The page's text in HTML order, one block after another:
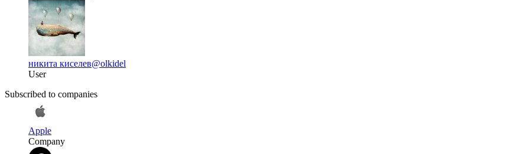
никита киселев@olkidel
User
Subscribed to companies
Apple
Company